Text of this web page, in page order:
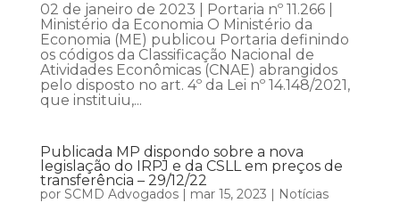
02 de janeiro de 2023 | Portaria nº 11.266 |
Ministério da Economia O Ministério da
Economia (ME) publicou Portaria definindo
os códigos da Classificação Nacional de
Atividades Econômicas (CNAE) abrangidos
pelo disposto no art. 4º da Lei nº 14.148/2021,
que instituiu,...
Publicada MP dispondo sobre a nova
legislação do IRPJ e da CSLL em preços de
transferência – 29/12/22
por SCMD Advogados| mar 15, 2023 | Notícias